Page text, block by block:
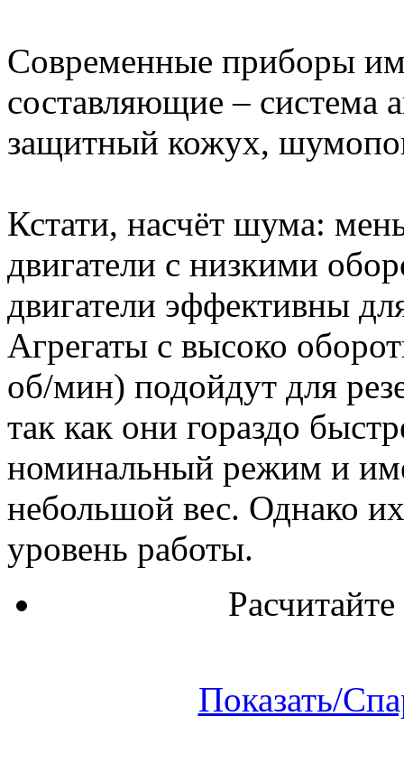
Современные приборы
составляющие – система
защитный кожух,
Кстати, насчёт шума:
двигатели с низкими
двигатели эффективны
Агрегаты с высоко
об/мин) подойдут для
так как они гораздо
номинальный режим и
небольшой вес. Однако
уровень работы.
Показать/